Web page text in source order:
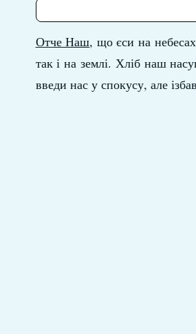
Отче Наш, що єси на
так і на землі. Хліб наш
введи нас у спокусу, але